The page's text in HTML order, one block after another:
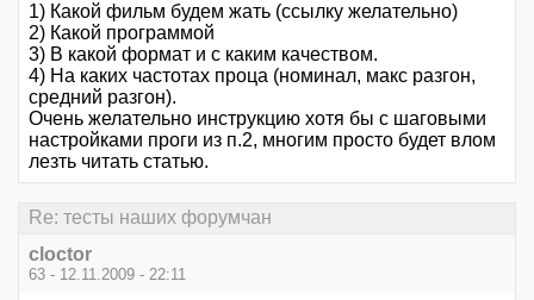
1) Какой фильм будем жать (ссылку желательно)
2) Какой программой
3) В какой формат и с каким качеством.
4) На каких частотах проца (номинал, макс разгон,
средний разгон).
Очень желательно инструкцию хотя бы с шаговыми
настройками проги из п.2, многим просто будет влом
лезть читать статью.
Re: тесты наших форумчан
cloctor
63 - 12.11.2009 - 22:11